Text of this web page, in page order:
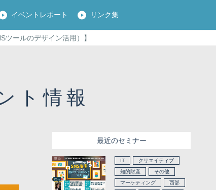
イベントレポート リンク集
ールのデザイン活用）】
ト情報
最近のセミナー
IT
クリエイティブ
知的財産
その他
マーケティング
西部